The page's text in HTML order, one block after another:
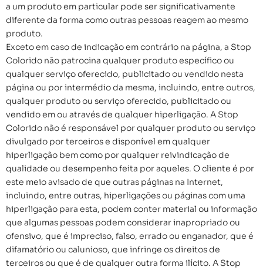
a um produto em particular pode ser significativamente
diferente da forma como outras pessoas reagem ao mesmo
produto.
Exceto em caso de indicação em contrário na página, a Stop
Colorido não patrocina qualquer produto específico ou
qualquer serviço oferecido, publicitado ou vendido nesta
página ou por intermédio da mesma, incluindo, entre outros,
qualquer produto ou serviço oferecido, publicitado ou
vendido em ou através de qualquer hiperligação. A Stop
Colorido não é responsável por qualquer produto ou serviço
divulgado por terceiros e disponível em qualquer
hiperligação bem como por qualquer reivindicação de
qualidade ou desempenho feita por aqueles. O cliente é por
este meio avisado de que outras páginas na Internet,
incluindo, entre outras, hiperligações ou páginas com uma
hiperligação para esta, podem conter material ou informação
que algumas pessoas podem considerar inapropriado ou
ofensivo, que é impreciso, falso, errado ou enganador, que é
difamatório ou calunioso, que infringe os direitos de
terceiros ou que é de qualquer outra forma ilícito. A Stop